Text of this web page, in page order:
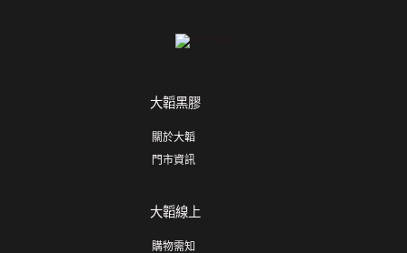
大韜黑膠
關於大韜
門市資訊
大韜線上
購物需知